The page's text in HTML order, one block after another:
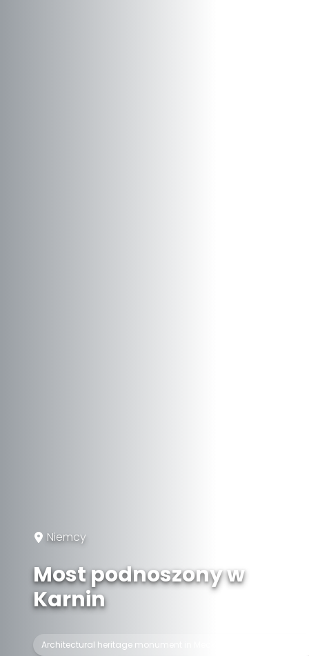
Niemcy
Most podnoszony w
Karnin
Architectural heritage monument in Mecklenburg-Vorpommern